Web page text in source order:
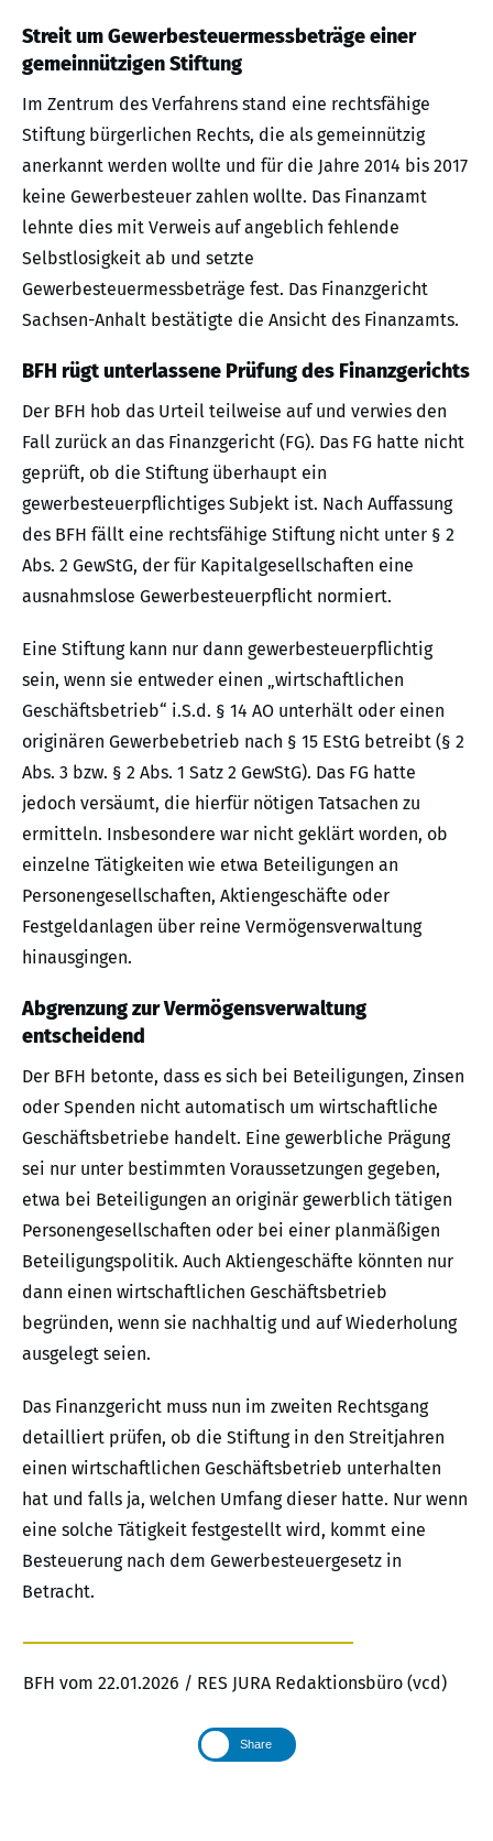
Streit um Gewerbesteuermessbeträge einer
gemeinnützigen Stiftung
Im Zentrum des Verfahrens stand eine rechtsfähige
Stiftung bürgerlichen Rechts, die als gemeinnützig
anerkannt werden wollte und für die Jahre 2014 bis 2017
keine Gewerbesteuer zahlen wollte. Das Finanzamt
lehnte dies mit Verweis auf angeblich fehlende
Selbstlosigkeit ab und setzte
Gewerbesteuermessbeträge fest. Das Finanzgericht
Sachsen-Anhalt bestätigte die Ansicht des Finanzamts.
BFH rügt unterlassene Prüfung des Finanzgerichts
Der BFH hob das Urteil teilweise auf und verwies den
Fall zurück an das Finanzgericht (FG). Das FG hatte nicht
geprüft, ob die Stiftung überhaupt ein
gewerbesteuerpflichtiges Subjekt ist. Nach Auffassung
des BFH fällt eine rechtsfähige Stiftung nicht unter § 2
Abs. 2 GewStG, der für Kapitalgesellschaften eine
ausnahmslose Gewerbesteuerpflicht normiert.
Eine Stiftung kann nur dann gewerbesteuerpflichtig
sein, wenn sie entweder einen „wirtschaftlichen
Geschäftsbetrieb“ i.S.d. § 14 AO unterhält oder einen
originären Gewerbebetrieb nach § 15 EStG betreibt (§ 2
Abs. 3 bzw. § 2 Abs. 1 Satz 2 GewStG). Das FG hatte
jedoch versäumt, die hierfür nötigen Tatsachen zu
ermitteln. Insbesondere war nicht geklärt worden, ob
einzelne Tätigkeiten wie etwa Beteiligungen an
Personengesellschaften, Aktiengeschäfte oder
Festgeldanlagen über reine Vermögensverwaltung
hinausgingen.
Abgrenzung zur Vermögensverwaltung
entscheidend
Der BFH betonte, dass es sich bei Beteiligungen, Zinsen
oder Spenden nicht automatisch um wirtschaftliche
Geschäftsbetriebe handelt. Eine gewerbliche Prägung
sei nur unter bestimmten Voraussetzungen gegeben,
etwa bei Beteiligungen an originär gewerblich tätigen
Personengesellschaften oder bei einer planmäßigen
Beteiligungspolitik. Auch Aktiengeschäfte könnten nur
dann einen wirtschaftlichen Geschäftsbetrieb
begründen, wenn sie nachhaltig und auf Wiederholung
ausgelegt seien.
Das Finanzgericht muss nun im zweiten Rechtsgang
detailliert prüfen, ob die Stiftung in den Streitjahren
einen wirtschaftlichen Geschäftsbetrieb unterhalten
hat und falls ja, welchen Umfang dieser hatte. Nur wenn
eine solche Tätigkeit festgestellt wird, kommt eine
Besteuerung nach dem Gewerbesteuergesetz in
Betracht.
BFH vom 22.01.2026 / RES JURA Redaktionsbüro (vcd)
Share